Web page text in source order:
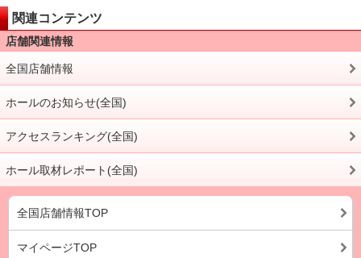
関連コンテンツ
店舗関連情報
全国店舗情報
ホールのお知らせ(全国)
アクセスランキング(全国)
ホール取材レポート(全国)
全国店舗情報TOP
マイページTOP